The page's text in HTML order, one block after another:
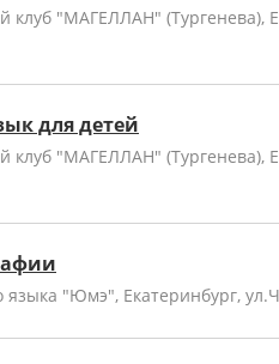
клуб "МАГЕЛЛАН" (Тургенева),
для детей
клуб "МАГЕЛЛАН" (Тургенева),
языка "Юмэ", Екатеринбург,